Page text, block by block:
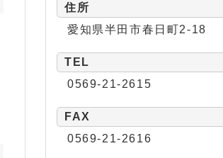
住所
愛知県半田市春日町2-18
TEL
0569-21-2615
FAX
0569-21-2616